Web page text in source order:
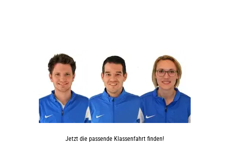
Jetzt die passende Klassenfahrt finden!